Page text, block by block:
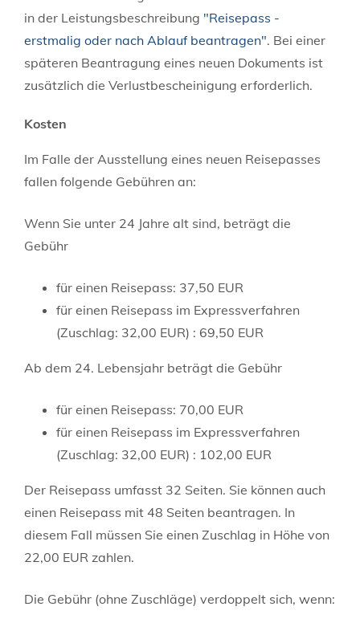
in der Leistungsbeschreibung "Reisepass -
erstmalig oder nach Ablauf beantragen". Bei einer
späteren Beantragung eines neuen Dokuments ist
zusätzlich die Verlustbescheinigung erforderlich.
Kosten
Im Falle der Ausstellung eines neuen Reisepasses
fallen folgende Gebühren an:
Wenn Sie unter 24 Jahre alt sind, beträgt die
Gebühr
für einen Reisepass: 37,50 EUR
für einen Reisepass im Expressverfahren
(Zuschlag: 32,00 EUR) : 69,50 EUR
Ab dem 24. Lebensjahr beträgt die Gebühr
für einen Reisepass: 70,00 EUR
für einen Reisepass im Expressverfahren
(Zuschlag: 32,00 EUR) : 102,00 EUR
Der Reisepass umfasst 32 Seiten. Sie können auch
einen Reisepass mit 48 Seiten beantragen. In
diesem Fall müssen Sie einen Zuschlag in Höhe von
22,00 EUR zahlen.
Die Gebühr (ohne Zuschläge) verdoppelt sich, wenn: